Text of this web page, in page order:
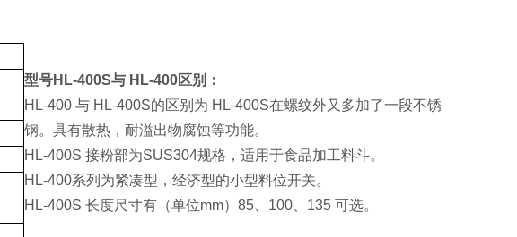
型号HL-400S与 HL-400区别：
HL-400 与 HL-400S的区别为 HL-400S在螺纹外又多加了一段不锈
钢。具有散热，耐溢出物腐蚀等功能。
HL-400S 接粉部为SUS304规格，适用于食品加工料斗。
HL-400系列为紧凑型，经济型的小型料位开关。
HL-400S 长度尺寸有（单位mm）85、100、135 可选。